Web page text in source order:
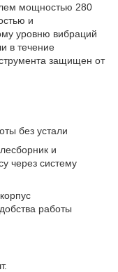
мощностью 280
и
уровню вибраций
в течение
защищен от
без устали
и
через систему
работы